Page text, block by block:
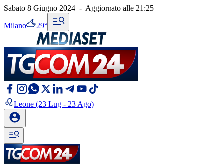
Sabato 8 Giugno 2024 - Aggiornato alle 21:25
Milano 29°
Leone (23 Lug - 23 Ago)